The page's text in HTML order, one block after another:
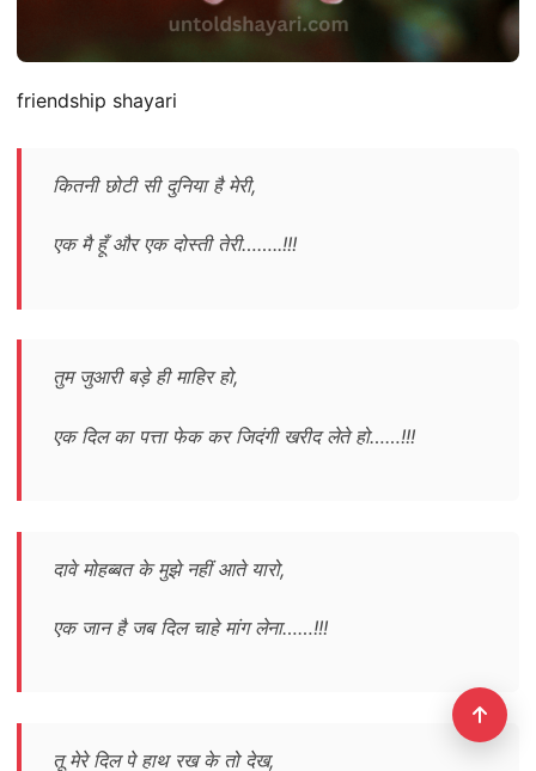
friendship shayari
कितनी छोटी सी दुनिया है मेरी,
एक मै हूँ और एक दोस्ती तेरी……..!!!
तुम जुआरी बड़े ही माहिर हो,
एक दिल का पत्ता फेक कर जिदंगी खरीद लेते हो……!!!
दावे मोहब्बत के मुझे नहीं आते यारो,
एक जान है जब दिल चाहे मांग लेना……!!!
तू मेरे दिल पे हाथ रख के तो देख,